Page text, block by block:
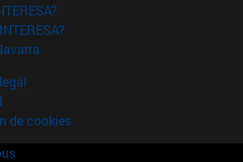
de cookies